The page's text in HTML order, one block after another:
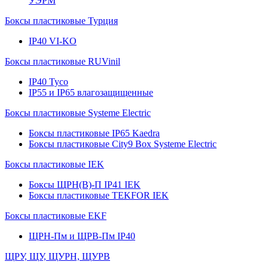
Боксы пластиковые Турция
IP40 VI-KO
Боксы пластиковые RUVinil
IP40 Тусо
IP55 и IP65 влагозащищенные
Боксы пластиковые Systeme Electric
Боксы пластиковые IP65 Kaedra
Боксы пластиковые City9 Box Systeme Electric
Боксы пластиковые IEK
Боксы ЩРН(В)-П IP41 IEK
Боксы пластиковые TEKFOR IEK
Боксы пластиковые EKF
ЩРН-Пм и ЩРВ-Пм IP40
ЩРУ, ЩУ, ЩУРН, ЩУРВ